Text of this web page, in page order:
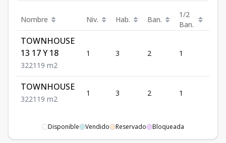
Nombre Niv. Hab. Ban.
1/2
Ban.
TOWNHOUSE
13 17 Y 18
322119 m2
1 3 2 1
TOWNHOUSE
322119 m2
1 3 2 1
Disponible Vendido Reservado Bloqueada